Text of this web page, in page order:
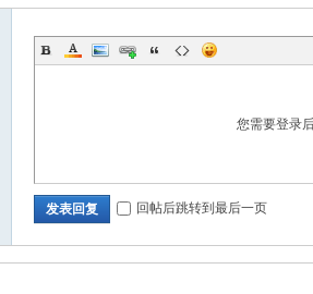
您需要登录
发表回复 回帖后跳转到最后一页